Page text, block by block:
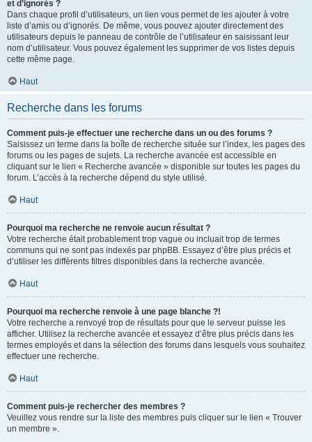
et d’ignorés ?
Dans chaque profil d’utilisateurs, un lien vous permet de les ajouter à votre
liste d’amis ou d’ignorés. De même, vous pouvez ajouter directement des
utilisateurs depuis le panneau de contrôle de l’utilisateur en saisissant leur
nom d’utilisateur. Vous pouvez également les supprimer de vos listes depuis
cette même page.
Haut
Recherche dans les forums
Comment puis-je effectuer une recherche dans un ou des forums ?
Saisissez un terme dans la boîte de recherche située sur l’index, les pages des
forums ou les pages de sujets. La recherche avancée est accessible en
cliquant sur le lien « Recherche avancée » disponible sur toutes les pages du
forum. L’accès à la recherche dépend du style utilisé.
Haut
Pourquoi ma recherche ne renvoie aucun résultat ?
Votre recherche était probablement trop vague ou incluait trop de termes
communs qui ne sont pas indexés par phpBB. Essayez d’être plus précis et
d’utiliser les différents filtres disponibles dans la recherche avancée.
Haut
Pourquoi ma recherche renvoie à une page blanche ?!
Votre recherche a renvoyé trop de résultats pour que le serveur puisse les
afficher. Utilisez la recherche avancée et essayez d’être plus précis dans les
termes employés et dans la sélection des forums dans lesquels vous souhaitez
effectuer une recherche.
Haut
Comment puis-je rechercher des membres ?
Veuillez vous rendre sur la liste des membres puis cliquer sur le lien « Trouver
un membre ».